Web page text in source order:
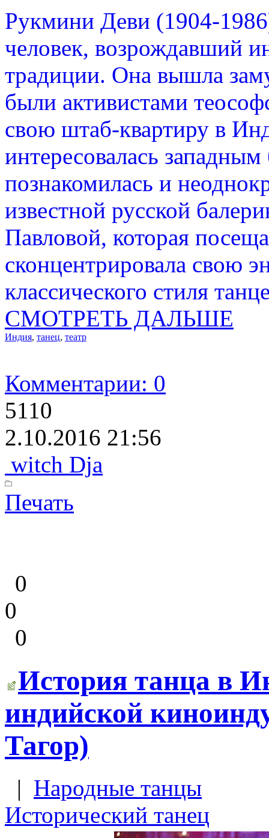
Рукмини Деви (1904-
человек, возрождавший
традиции. Она вышла
были активистами
свою штаб-квартиру в
интересовалась
познакомилась и
известной русской
Павловой, которая
сконцентрировала свою
классического стиля
СМОТРЕТЬ ДАЛЬШЕ
Индия, танец, театр
Комментарии: 0
5110
2.10.2016 21:56
witch Dja
Печать
0
0
0
История танца в
индийской
Тагор)
| Народные танцы
Исторический танец